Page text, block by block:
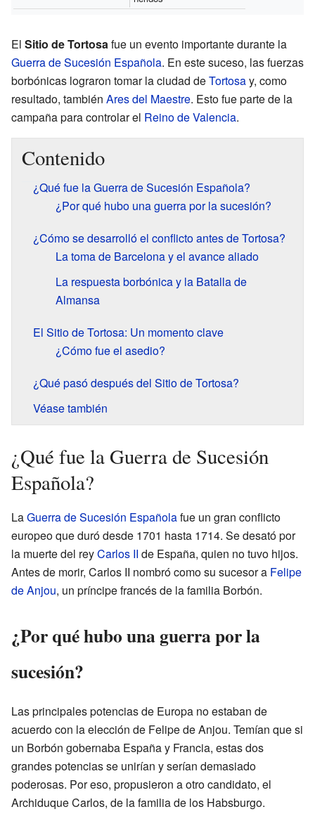
El Sitio de Tortosafue un evento importante durante la
Guerra de Sucesión Española. En este suceso, las fuerzas
borbónicas lograron tomar la ciudad deTortosay, como
resultado, también Ares del Maestre. Esto fue parte de la
campaña para controlar el Reino de Valencia.
Contenido
¿Qué fue la Guerra de Sucesión Española?
¿Por qué hubo una guerra por la sucesión?
¿Cómo se desarrolló el conflicto antes de Tortosa?
La toma de Barcelona y el avance aliado
La respuesta borbónica y la Batalla de
Almansa
El Sitio de Tortosa: Un momento clave
¿Cómo fue el asedio?
¿Qué pasó después del Sitio de Tortosa?
Véase también
¿Qué fue la Guerra de Sucesión
Española?
LaGuerra de Sucesión Españolafue un gran conflicto
europeo que duró desde 1701 hasta 1714. Se desató por
la muerte del reyCarlos II de España, quien no tuvo hijos.
Antes de morir, Carlos II nombró como su sucesor a Felipe
de Anjou, un príncipe francés de la familia Borbón.
¿Por qué hubo una guerra por la
sucesión?
Las principales potencias de Europa no estaban de
acuerdo con la elección de Felipe de Anjou. Temían que si
un Borbón gobernaba España y Francia, estas dos
grandes potencias se unirían y serían demasiado
poderosas. Por eso, propusieron a otro candidato, el
Archiduque Carlos, de la familia de los Habsburgo.